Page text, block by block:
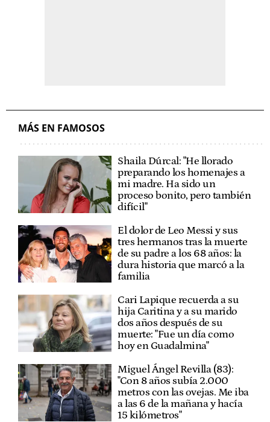
MÁS EN FAMOSOS
Shaila Dúrcal: "He llorado
preparando los homenajes a
mi madre. Ha sido un
proceso bonito, pero también
difícil"
El dolor de Leo Messi y sus
tres hermanos tras la muerte
de su padre a los 68 años: la
dura historia que marcó a la
familia
Cari Lapique recuerda a su
hija Caritina y a su marido
dos años después de su
muerte: "Fue un día como
hoy en Guadalmina"
Miguel Ángel Revilla (83):
"Con 8 años subía 2.000
metros con las ovejas. Me iba
a las 6 de la mañana y hacía
15 kilómetros"